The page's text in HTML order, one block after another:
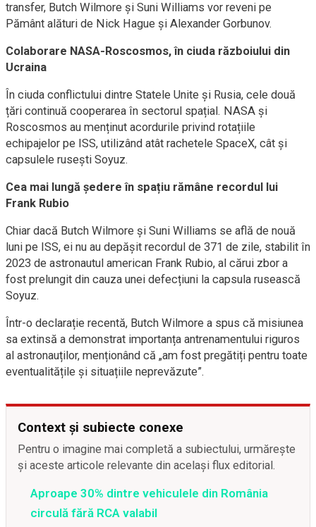
transfer, Butch Wilmore și Suni Williams vor reveni pe
Pământ alături de Nick Hague și Alexander Gorbunov.
Colaborare NASA-Roscosmos, în ciuda războiului din
Ucraina
În ciuda conflictului dintre Statele Unite și Rusia, cele două
țări continuă cooperarea în sectorul spațial. NASA și
Roscosmos au menținut acordurile privind rotațiile
echipajelor pe ISS, utilizând atât rachetele SpaceX, cât și
capsulele rusești Soyuz.
Cea mai lungă ședere în spațiu rămâne recordul lui
Frank Rubio
Chiar dacă Butch Wilmore și Suni Williams se află de nouă
luni pe ISS, ei nu au depășit recordul de 371 de zile, stabilit în
2023 de astronautul american Frank Rubio, al cărui zbor a
fost prelungit din cauza unei defecțiuni la capsula rusească
Soyuz.
Într-o declarație recentă, Butch Wilmore a spus că misiunea
sa extinsă a demonstrat importanța antrenamentului riguros
al astronauților, menționând că „am fost pregătiți pentru toate
eventualitățile și situațiile neprevăzute”.
Context și subiecte conexe
Pentru o imagine mai completă a subiectului, urmărește
și aceste articole relevante din același flux editorial.
Aproape 30% dintre vehiculele din România
circulă fără RCA valabil